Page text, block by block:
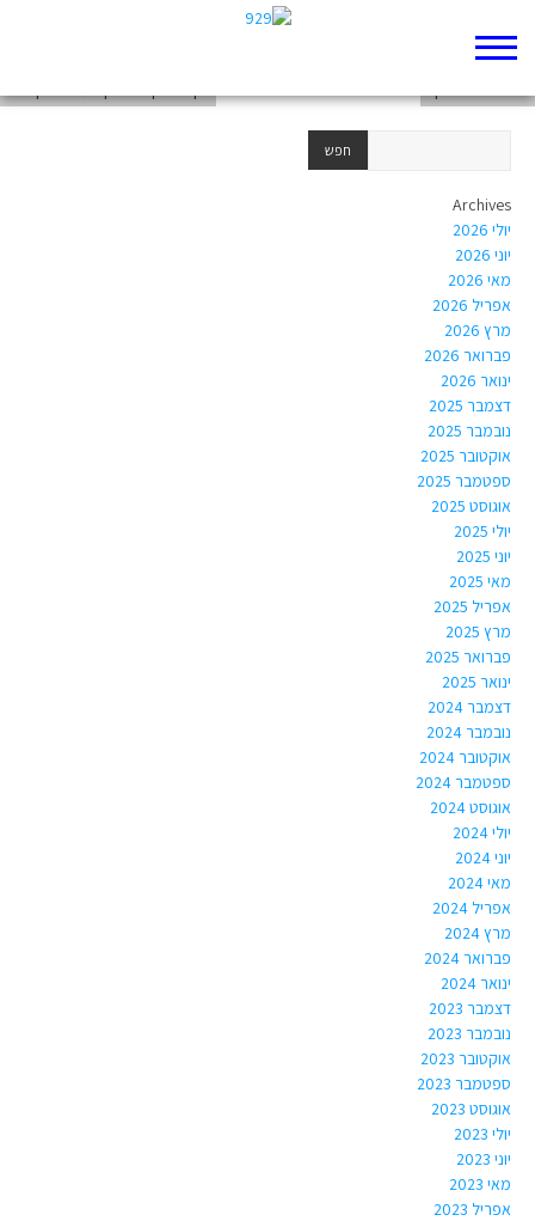
Archives
יולי 2026
יוני 2026
מאי 2026
אפריל 2026
מרץ 2026
פברואר 2026
ינואר 2026
דצמבר 2025
נובמבר 2025
אוקטובר 2025
ספטמבר 2025
אוגוסט 2025
יולי 2025
יוני 2025
מאי 2025
אפריל 2025
מרץ 2025
פברואר 2025
ינואר 2025
דצמבר 2024
נובמבר 2024
אוקטובר 2024
ספטמבר 2024
אוגוסט 2024
יולי 2024
יוני 2024
מאי 2024
אפריל 2024
מרץ 2024
פברואר 2024
ינואר 2024
דצמבר 2023
נובמבר 2023
אוקטובר 2023
ספטמבר 2023
אוגוסט 2023
יולי 2023
יוני 2023
מאי 2023
אפריל 2023